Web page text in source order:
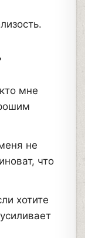
мне
не
что
хотите